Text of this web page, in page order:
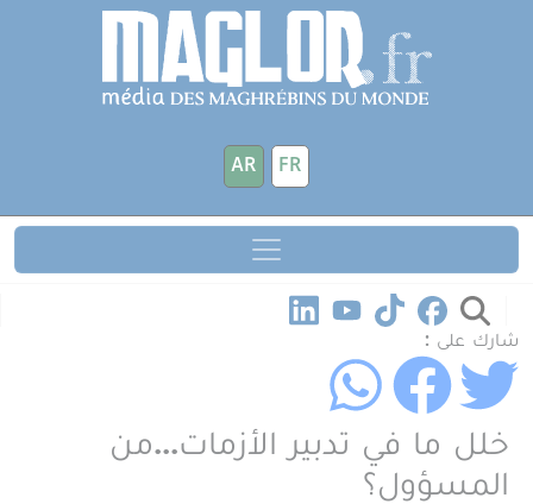
تجاوز إلى المحتوى الرئيسي
FR
AR
شارك على :
خلل ما في تدبير الأزمات...من
المسؤول؟
لوحة إدارة ملفات تعريف الارتباط